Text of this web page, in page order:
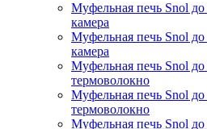
Муфельная печь Snol
камера
Муфельная печь Snol
камера
Муфельная печь Snol
термоволокно
Муфельная печь Snol
термоволокно
Муфельная печь Snol